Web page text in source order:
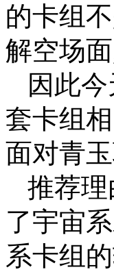
的卡组
解空场
因此
套卡组
面对青
推荐
了宇宙
系卡组